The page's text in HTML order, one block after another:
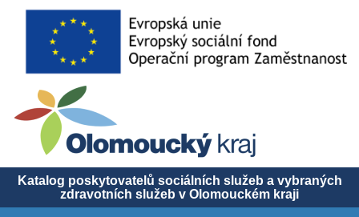
Katalog poskytovatelů sociálních služeb a vybraných
zdravotních služeb v Olomouckém kraji